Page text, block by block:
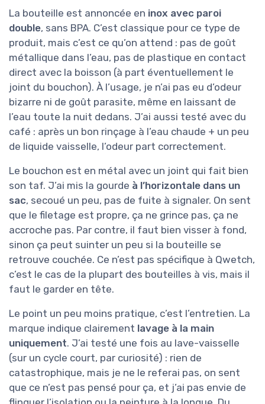
La bouteille est annoncée en inox avec paroi
double, sans BPA. C’est classique pour ce type de
produit, mais c’est ce qu’on attend : pas de goût
métallique dans l’eau, pas de plastique en contact
direct avec la boisson (à part éventuellement le
joint du bouchon). À l’usage, je n’ai pas eu d’odeur
bizarre ni de goût parasite, même en laissant de
l’eau toute la nuit dedans. J’ai aussi testé avec du
café : après un bon rinçage à l’eau chaude + un peu
de liquide vaisselle, l’odeur part correctement.
Le bouchon est en métal avec un joint qui fait bien
son taf. J’ai mis la gourde à l’horizontale dans un
sac, secoué un peu, pas de fuite à signaler. On sent
que le filetage est propre, ça ne grince pas, ça ne
accroche pas. Par contre, il faut bien visser à fond,
sinon ça peut suinter un peu si la bouteille se
retrouve couchée. Ce n’est pas spécifique à Qwetch,
c’est le cas de la plupart des bouteilles à vis, mais il
faut le garder en tête.
Le point un peu moins pratique, c’est l’entretien. La
marque indique clairement lavage à la main
uniquement. J’ai testé une fois au lave-vaisselle
(sur un cycle court, par curiosité) : rien de
catastrophique, mais je ne le referai pas, on sent
que ce n’est pas pensé pour ça, et j’ai pas envie de